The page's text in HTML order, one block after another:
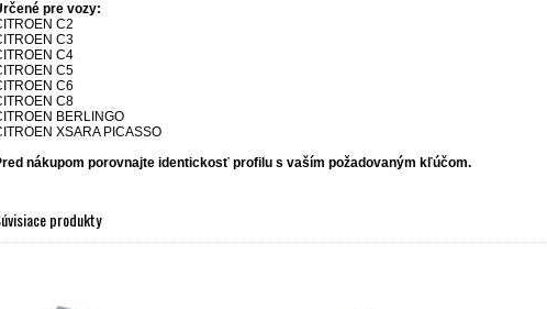
pre vozy:
C2
C3
C4
C5
C6
C8
BERLINGO
XSARA PICASSO
nákupom porovnajte identickosť profilu s vaším požadovaným kľúčom.
produkty